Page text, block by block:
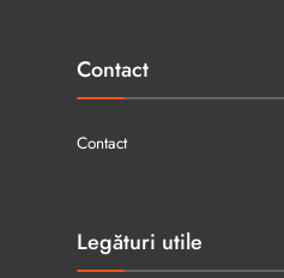
Contact
Contact
Legături utile